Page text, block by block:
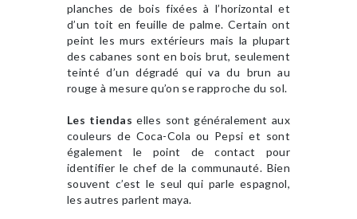
planches de bois fixées à l’horizontal et
d’un toit en feuille de palme. Certain ont
peint les murs extérieurs mais la plupart
des cabanes sont en bois brut, seulement
teinté d’un dégradé qui va du brun au
rouge à mesure qu’on se rapproche du sol.
Les tiendas elles sont généralement aux
couleurs de Coca-Cola ou Pepsi et sont
également le point de contact pour
identifier le chef de la communauté. Bien
souvent c’est le seul qui parle espagnol,
les autres parlent maya.